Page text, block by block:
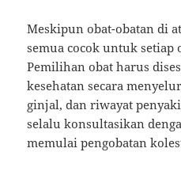
Meskipun obat-obatan di
semua cocok untuk setiap
Pemilihan obat harus
kesehatan secara
ginjal, dan riwayat
selalu konsultasikan
memulai pengobatan